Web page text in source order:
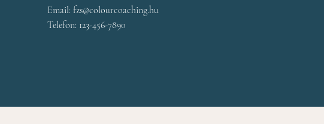
Email: fzs@colourcoaching.hu
Telefon: 123-456-7890